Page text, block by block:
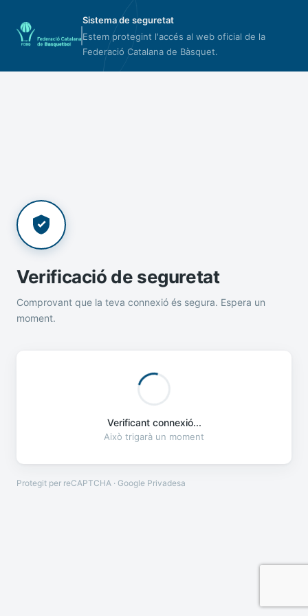
Sistema de seguretat
Estem protegint l'accés al web oficial de la
Federació Catalana de Bàsquet.
Verificació de seguretat
Comprovant que la teva connexió és segura. Espera un
moment.
Verificant connexió...
Això trigarà un moment
Protegit per reCAPTCHA · Google Privadesa